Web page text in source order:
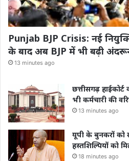
Punjab BJP Crisis: नई
के बाद अब BJP में भी बढ़ी
13 minutes ago
छत्तीसगढ़
भी कर्मचारी की
13 minutes ago
यूपी के बुनकरों को
हस्तशिल्पियों को
18 minutes ago